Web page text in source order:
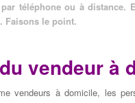
téléphone ou à
Faisons le point.
vendeur à
vendeurs à domicile, les